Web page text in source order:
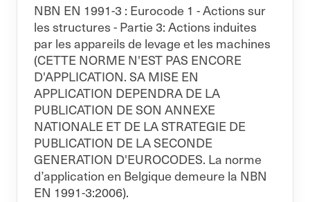
NBN EN 1991-3 : Eurocode 1 - Actions sur
les structures - Partie 3: Actions induites
par les appareils de levage et les machines
(CETTE NORME N'EST PAS ENCORE
D'APPLICATION. SA MISE EN
APPLICATION DEPENDRA DE LA
PUBLICATION DE SON ANNEXE
NATIONALE ET DE LA STRATEGIE DE
PUBLICATION DE LA SECONDE
GENERATION D'EUROCODES. La norme
d’application en Belgique demeure la NBN
EN 1991-3:2006).